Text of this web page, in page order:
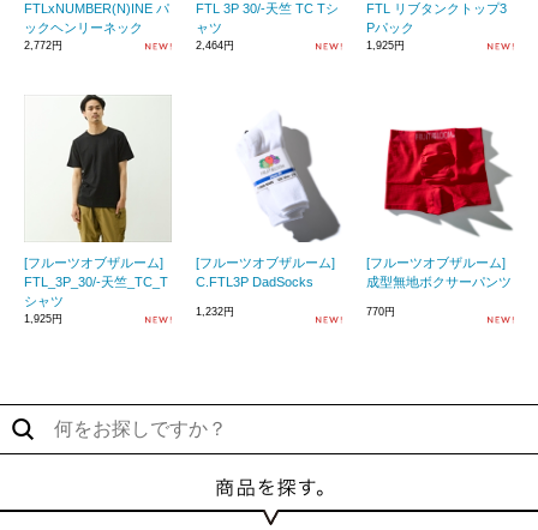
FTLxNUMBER(N)INE パ
ックヘンリーネック
2,772円
FTL 3P 30/-天竺 TC Tシ
ャツ
2,464円
FTL リブタンクトップ3
Pパック
1,925円
[フルーツオブザルーム]
FTL_3P_30/-天竺_TC_T
シャツ
1,925円
[フルーツオブザルーム]
C.FTL3P DadSocks
1,232円
[フルーツオブザルーム]
成型無地ボクサーパンツ
770円